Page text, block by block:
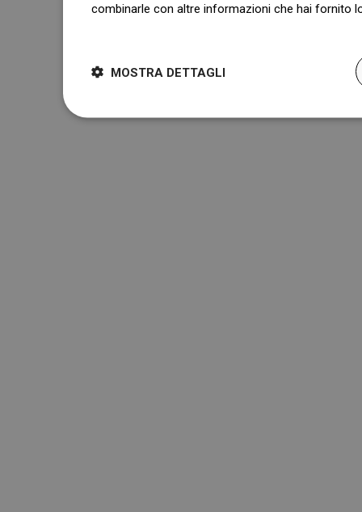
combinarle con altre informazioni che hai fornito
MOSTRA DETTAGLI